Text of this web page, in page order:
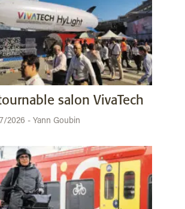
salon VivaTech
2026 - Yann Goubin